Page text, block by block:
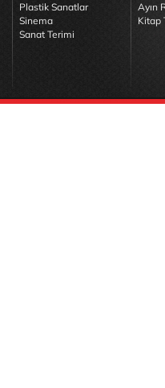
Plastik Sanatlar
Sinema
Sanat Terimi
Ayın
Kitap